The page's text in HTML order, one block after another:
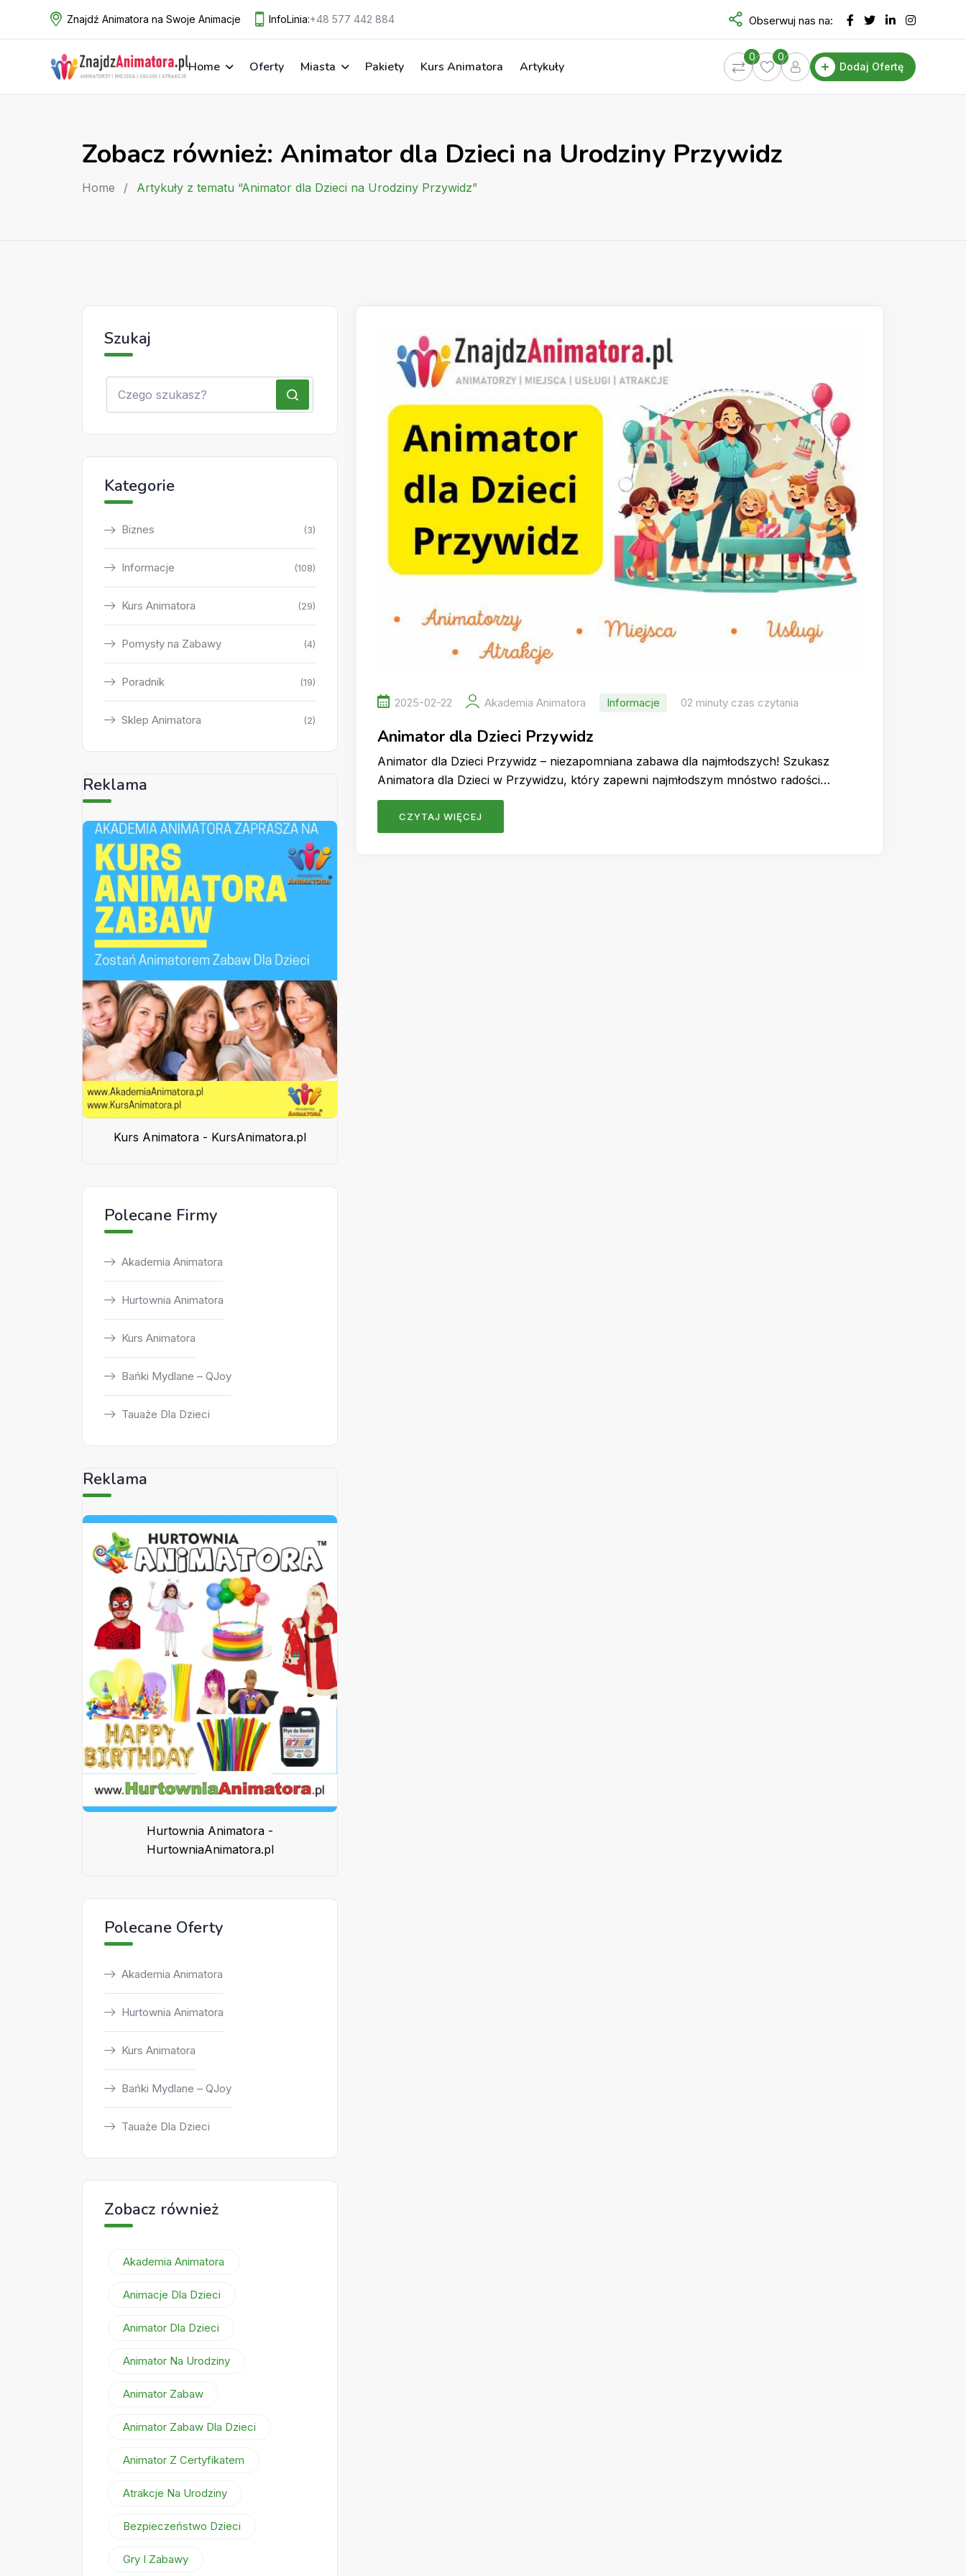
Znajdź Animatora na Swoje Animacje InfoLinia:+48 577 442 884 Obserwuj nas na:
Home Oferty Miasta Pakiety Kurs Animatora Artykuły
0
0
Dodaj Ofertę
Zobacz również: Animator dla Dzieci na Urodziny Przywidz
Home / Artykuły z tematu “Animator dla Dzieci na Urodziny Przywidz”
2025-02-22 Akademia Animatora Informacje 02 minuty czas czytania
Animator dla Dzieci Przywidz
Animator dla Dzieci Przywidz – niezapomniana zabawa dla najmłodszych! Szukasz
Animatora dla Dzieci w Przywidzu, który zapewni najmłodszym mnóstwo radości…
CZYTAJ WIĘCEJ
Szukaj
Kategorie
Biznes (3)
Informacje (108)
Kurs Animatora (29)
Pomysły na Zabawy (4)
Poradnik (19)
Sklep Animatora (2)
Reklama
Kurs Animatora - KursAnimatora.pl
Polecane Firmy
Akademia Animatora
Hurtownia Animatora
Kurs Animatora
Bańki Mydlane – QJoy
Tauaże Dla Dzieci
Reklama
Hurtownia Animatora -
HurtowniaAnimatora.pl
Polecane Oferty
Akademia Animatora
Hurtownia Animatora
Kurs Animatora
Bańki Mydlane – QJoy
Tauaże Dla Dzieci
Zobacz również
Akademia Animatora
Animacje Dla Dzieci
Animator Dla Dzieci
Animator Na Urodziny
Animator Zabaw
Animator Zabaw Dla Dzieci
Animator Z Certyfikatem
Atrakcje Na Urodziny
Bezpieczeństwo Dzieci
Gry I Zabawy